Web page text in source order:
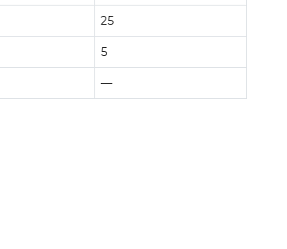
25
5
—